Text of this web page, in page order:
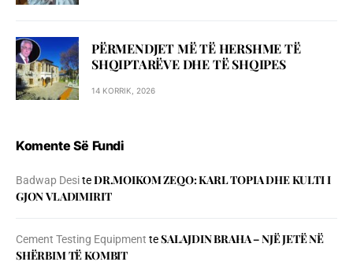
PËRMENDJET MË TË HERSHME TË
SHQIPTARËVE DHE TË SHQIPES
14 KORRIK, 2026
Komente Së Fundi
Badwap DesiteDR.MOIKOM ZEQO: KARL TOPIA DHE KULTI I
GJON VLADIMIRIT
Cement Testing Equipment teSALAJDIN BRAHA – NJЁ JETЁ NЁ
SHЁRBIM TЁ KOMBIT